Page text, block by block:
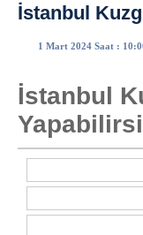
İstanbul
1 Mart 2024 Saat :
İstanbul